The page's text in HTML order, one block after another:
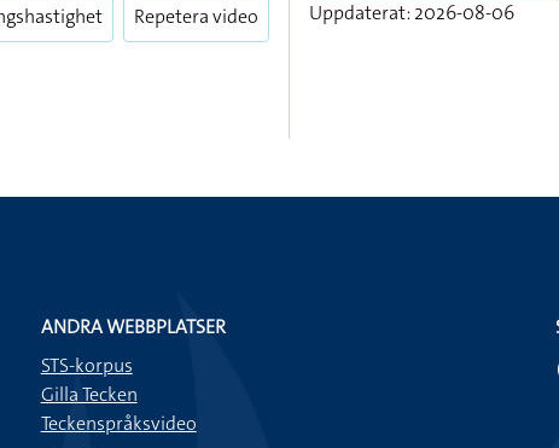
Repetera video
Uppdaterat: 2026-08-06
ANDRA WEBBPLATSER
STS-korpus
Gilla Tecken
Teckenspråksvideo